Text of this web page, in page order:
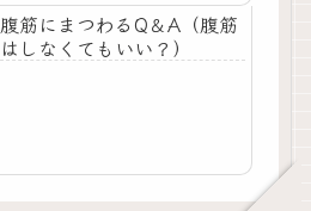
腹筋にまつわるQ＆A（腹筋
はしなくてもいい？）